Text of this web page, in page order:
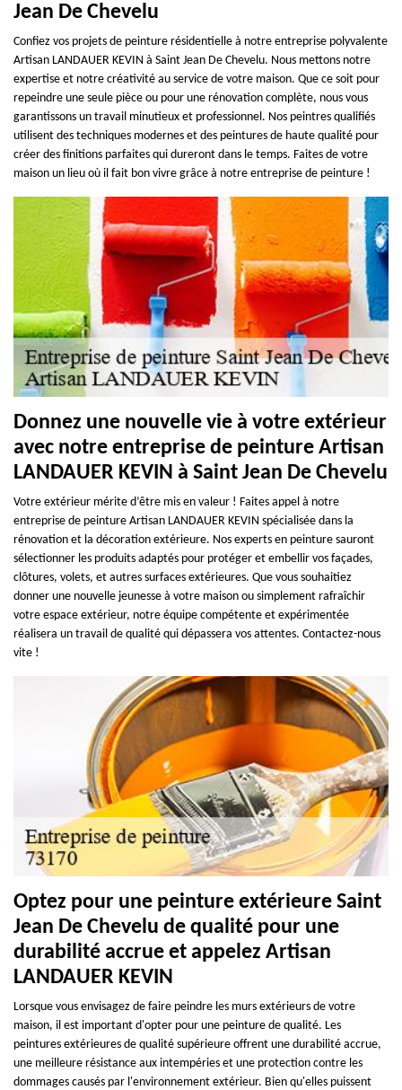
Jean De Chevelu
Confiez vos projets de peinture résidentielle à notre entreprise polyvalente
Artisan LANDAUER KEVIN à Saint Jean De Chevelu. Nous mettons notre
expertise et notre créativité au service de votre maison. Que ce soit pour
repeindre une seule pièce ou pour une rénovation complète, nous vous
garantissons un travail minutieux et professionnel. Nos peintres qualifiés
utilisent des techniques modernes et des peintures de haute qualité pour
créer des finitions parfaites qui dureront dans le temps. Faites de votre
maison un lieu où il fait bon vivre grâce à notre entreprise de peinture !
Donnez une nouvelle vie à votre extérieur
avec notre entreprise de peinture Artisan
LANDAUER KEVIN à Saint Jean De Chevelu
Votre extérieur mérite d’être mis en valeur ! Faites appel à notre
entreprise de peinture Artisan LANDAUER KEVIN spécialisée dans la
rénovation et la décoration extérieure. Nos experts en peinture sauront
sélectionner les produits adaptés pour protéger et embellir vos façades,
clôtures, volets, et autres surfaces extérieures. Que vous souhaitiez
donner une nouvelle jeunesse à votre maison ou simplement rafraîchir
votre espace extérieur, notre équipe compétente et expérimentée
réalisera un travail de qualité qui dépassera vos attentes. Contactez-nous
vite !
Optez pour une peinture extérieure Saint
Jean De Chevelu de qualité pour une
durabilité accrue et appelez Artisan
LANDAUER KEVIN
Lorsque vous envisagez de faire peindre les murs extérieurs de votre
maison, il est important d'opter pour une peinture de qualité. Les
peintures extérieures de qualité supérieure offrent une durabilité accrue,
une meilleure résistance aux intempéries et une protection contre les
dommages causés par l'environnement extérieur. Bien qu'elles puissent